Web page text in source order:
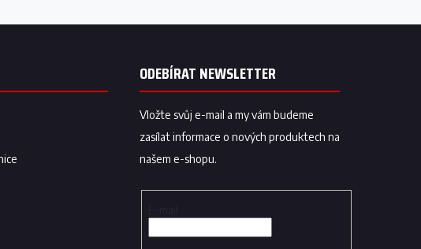
ODEBÍRAT NEWSLETTER
Vložte svůj e-mail a my vám budeme
zasílat informace o nových produktech na
našem e-shopu.